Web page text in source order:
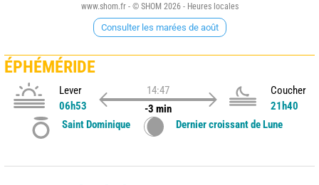
www.shom.fr - © SHOM 2026 - Heures locales
Consulter les marées de août
ÉPHÉMÉRIDE
Lever
06h53
14:47
-3 min
Coucher
21h40
Saint Dominique
Dernier croissant de Lune